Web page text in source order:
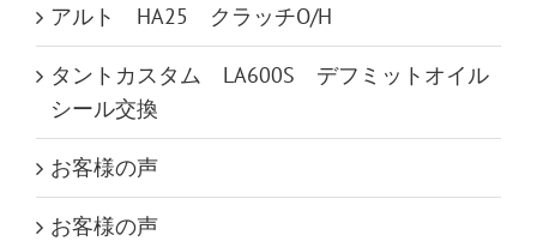
アルト HA25 クラッチO/H
タントカスタム LA600S デフミットオイル
シール交換
お客様の声
お客様の声